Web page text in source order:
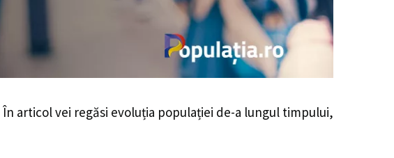
În articol vei regăsi evoluția populației de-a lungul timpului,